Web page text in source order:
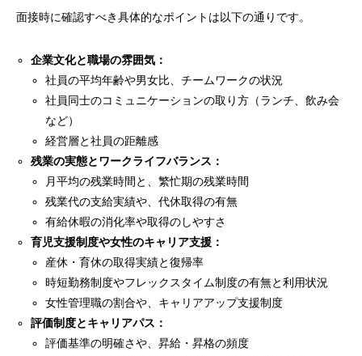
面接時に確認すべき具体的なポイントは以下の通りです。
企業文化と職場の雰囲気：
社員の平均年齢や男女比、チームワークの状況
社員同士のコミュニケーションの取り方（ランチ、飲み会
など）
経営層と社員の距離感
残業の実態とワークライフバランス：
月平均の残業時間と、繁忙期の残業時間
残業代の支給実績や、代休取得の有無
有給休暇の消化率や取得のしやすさ
育児支援制度や女性のキャリア支援：
産休・育休の取得実績と復帰率
時短勤務制度やフレックスタイム制度の有無と利用状況
女性管理職の割合や、キャリアアップ支援制度
評価制度とキャリアパス：
評価基準の明確さや、昇給・昇格の頻度